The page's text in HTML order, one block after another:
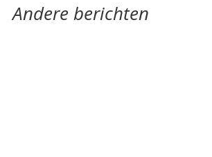
Andere berichten